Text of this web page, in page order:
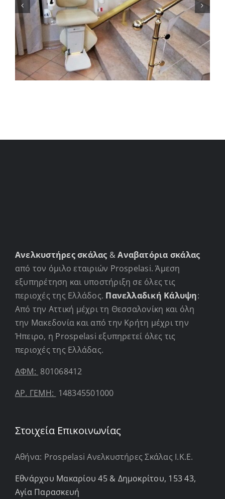
ΑΝΑΒΑΤΟΡΙΟ ΣΚΑΛΑΣ ΣΤΗΝ
ΑΝΔΡΟ
Ανελκυστήρες σκάλας &Αναβατόρια σκάλας
από τον όμιλο εταιριών Prospelasi. Άμεση
εξυπηρέτηση και υποστήριξη σε όλες τις
περιοχές της Ελλάδος. Πανελλαδική Κάλυψη:
Από την Αττική μέχρι τη Θεσσαλονίκη και όλη
την Μακεδονία και από την Κρήτη μέχρι την
Ήπειρο, η Prospelasi εξυπηρετεί όλες τις
περιοχές της Ελλάδας.
ΑΦΜ: 801068412
ΑΡ. ΓΕΜΗ: 148345501000
Στοιχεία Επικοινωνίας
Αθήνα: Prospelasi Ανελκυστήρες Σκάλας Ι.Κ.Ε.
Εθνάρχου Μακαρίου 45 & Δημοκρίτου, 153 43,
Αγία Παρασκευή